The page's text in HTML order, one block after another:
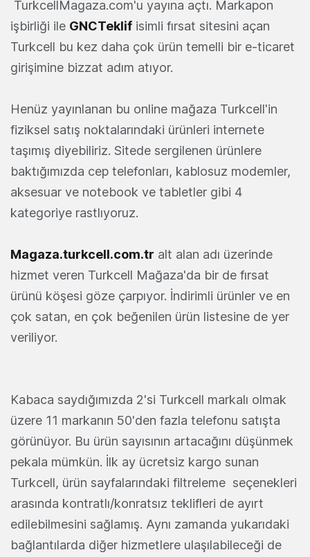
TurkcellMagaza.com'u yayına açtı. Markapon
işbirliği ile GNCTeklif isimli fırsat sitesini açan
Turkcell bu kez daha çok ürün temelli bir e-ticaret
girişimine bizzat adım atıyor.
Henüz yayınlanan bu online mağaza Turkcell'in
fiziksel satış noktalarındaki ürünleri internete
taşımış diyebiliriz. Sitede sergilenen ürünlere
baktığımızda cep telefonları, kablosuz modemler,
aksesuar ve notebook ve tabletler gibi 4
kategoriye rastlıyoruz.
Magaza.turkcell.com.tr alt alan adı üzerinde
hizmet veren Turkcell Mağaza'da bir de fırsat
ürünü köşesi göze çarpıyor. İndirimli ürünler ve en
çok satan, en çok beğenilen ürün listesine de yer
veriliyor.
Kabaca saydığımızda 2'si Turkcell markalı olmak
üzere 11 markanın 50'den fazla telefonu satışta
görünüyor. Bu ürün sayısının artacağını düşünmek
pekala mümkün. İlk ay ücretsiz kargo sunan
Turkcell, ürün sayfalarındaki filtreleme seçenekleri
arasında kontratlı/konratsız teklifleri de ayırt
edilebilmesini sağlamış. Aynı zamanda yukarıdaki
bağlantılarda diğer hizmetlere ulaşılabileceği de